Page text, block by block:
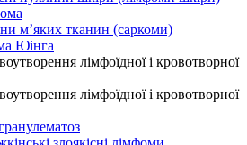
м’яких тканин (саркоми)
Юінга
лімфоїдної і кровотворної
лімфоїдної і кровотворної